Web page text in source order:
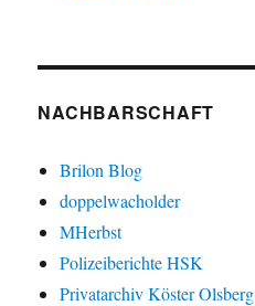
NACHBARSCHAFT
Brilon Blog
doppelwacholder
MHerbst
Polizeiberichte HSK
Privatarchiv Köster Olsberg